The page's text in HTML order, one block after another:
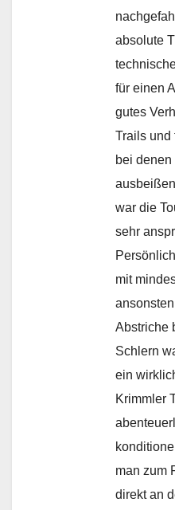
absolute
für einen
gutes
Trails und
bei
war die
sehr
mit
Abstriche
Schlern
ein
Krimmler
man zum
direkt an